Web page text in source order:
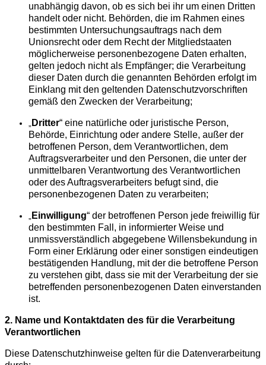
unabhängig davon, ob es sich bei ihr um einen Dritten
handelt oder nicht. Behörden, die im Rahmen eines
bestimmten Untersuchungsauftrags nach dem
Unionsrecht oder dem Recht der Mitgliedstaaten
möglicherweise personenbezogene Daten erhalten,
gelten jedoch nicht als Empfänger; die Verarbeitung
dieser Daten durch die genannten Behörden erfolgt im
Einklang mit den geltenden Datenschutzvorschriften
gemäß den Zwecken der Verarbeitung;
Dritter“ eine natürliche oder juristische Person,
Behörde, Einrichtung oder andere Stelle, außer der
betroffenen Person, dem Verantwortlichen, dem
Auftragsverarbeiter und den Personen, die unter der
unmittelbaren Verantwortung des Verantwortlichen
oder des Auftragsverarbeiters befugt sind, die
personenbezogenen Daten zu verarbeiten;
Einwilligung“ der betroffenen Person jede freiwillig für
den bestimmten Fall, in informierter Weise und
unmissverständlich abgegebene Willensbekundung in
Form einer Erklärung oder einer sonstigen eindeutigen
bestätigenden Handlung, mit der die betroffene Person
zu verstehen gibt, dass sie mit der Verarbeitung der sie
betreffenden personenbezogenen Daten einverstanden
ist.
2. Name und Kontaktdaten des für die Verarbeitung
Verantwortlichen
Diese Datenschutzhinweise gelten für die Datenverarbeitung